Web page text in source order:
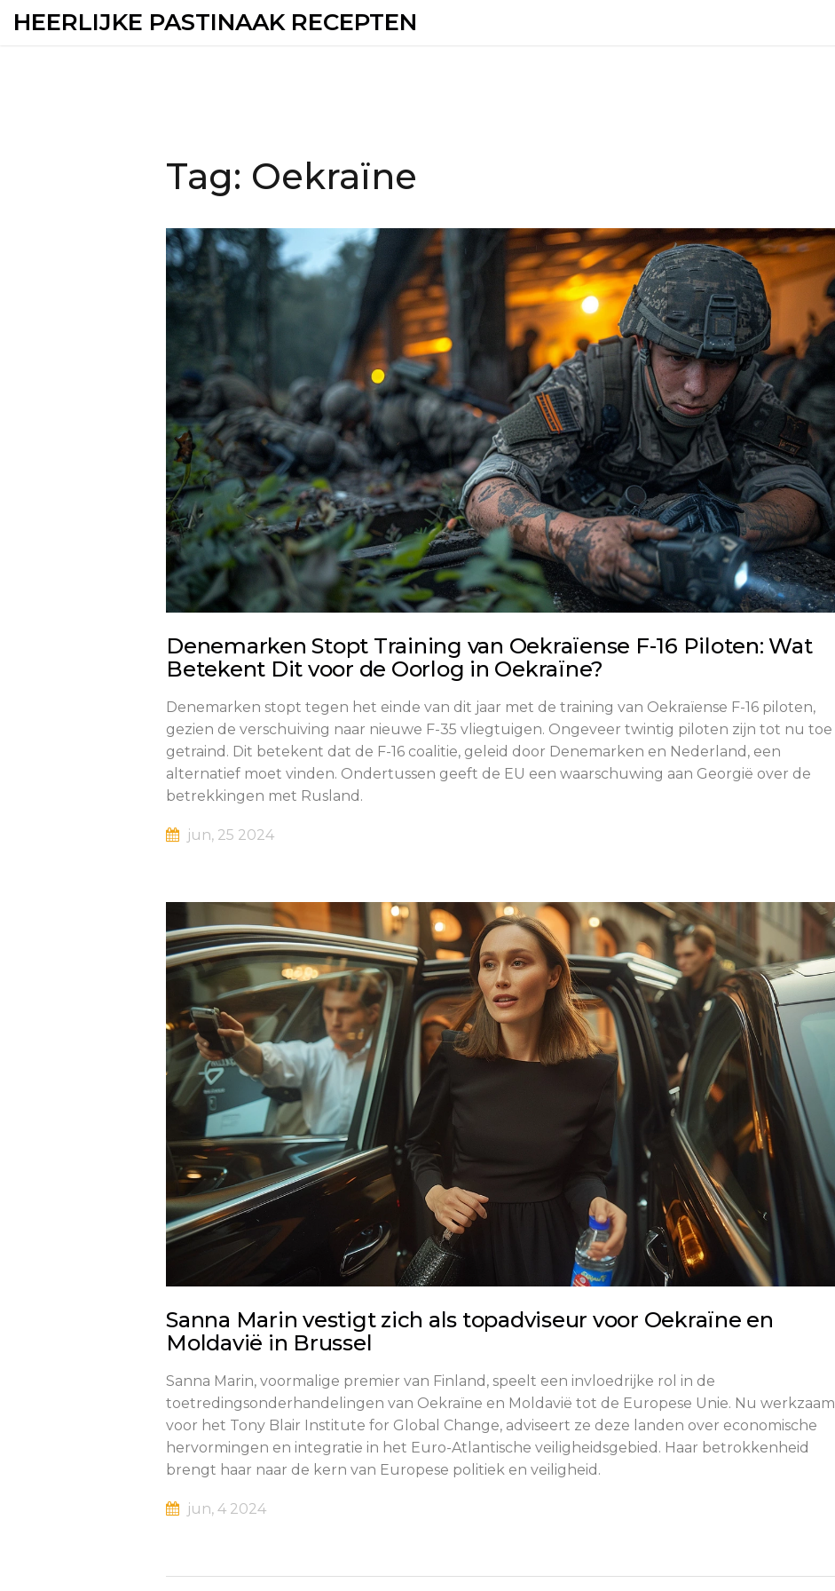
HEERLIJKE PASTINAAK RECEPTEN
Tag: Oekraïne
Denemarken Stopt Training van Oekraïense F-16 Piloten: Wat
Betekent Dit voor de Oorlog in Oekraïne?
Denemarken stopt tegen het einde van dit jaar met de training van Oekraïense F-16 piloten,
gezien de verschuiving naar nieuwe F-35 vliegtuigen. Ongeveer twintig piloten zijn tot nu toe
getraind. Dit betekent dat de F-16 coalitie, geleid door Denemarken en Nederland, een
alternatief moet vinden. Ondertussen geeft de EU een waarschuwing aan Georgië over de
betrekkingen met Rusland.
jun, 25 2024
Sanna Marin vestigt zich als topadviseur voor Oekraïne en
Moldavië in Brussel
Sanna Marin, voormalige premier van Finland, speelt een invloedrijke rol in de
toetredingsonderhandelingen van Oekraïne en Moldavië tot de Europese Unie. Nu werkzaam
voor het Tony Blair Institute for Global Change, adviseert ze deze landen over economische
hervormingen en integratie in het Euro-Atlantische veiligheidsgebied. Haar betrokkenheid
brengt haar naar de kern van Europese politiek en veiligheid.
jun, 4 2024